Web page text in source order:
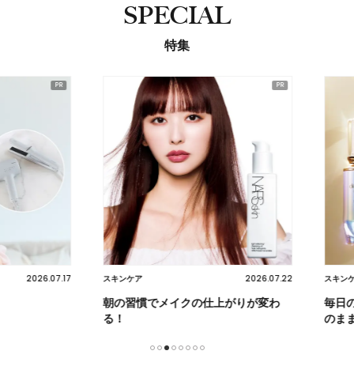
SPECIAL
特集
2026.07.17 スキンケア 2026.07.22
朝の習慣でメイクの仕上がりが変わ
る！
スキンケア
毎日の
のままに